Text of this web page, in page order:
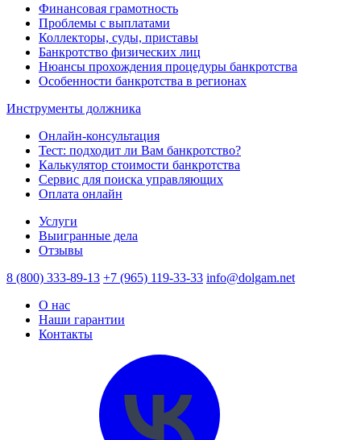
Финансовая грамотность
Проблемы с выплатами
Коллекторы, суды, приставы
Банкротство физических лиц
Нюансы прохождения процедуры банкротства
Особенности банкротства в регионах
Инструменты должника
Онлайн-консультация
Тест: подходит ли Вам банкротство?
Калькулятор стоимости банкротства
Сервис для поиска управляющих
Оплата онлайн
Услуги
Выигранные дела
Отзывы
8 (800) 333-89-13 +7 (965) 119-33-33 info@dolgam.net
О нас
Наши гарантии
Контакты